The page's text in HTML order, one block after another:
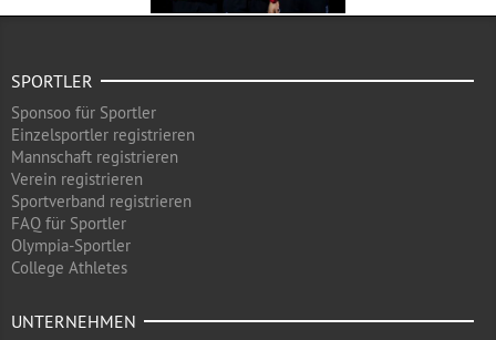
SPORTLER
Sponsoo für Sportler
Einzelsportler registrieren
Mannschaft registrieren
Verein registrieren
Sportverband registrieren
FAQ für Sportler
Olympia-Sportler
College Athletes
UNTERNEHMEN